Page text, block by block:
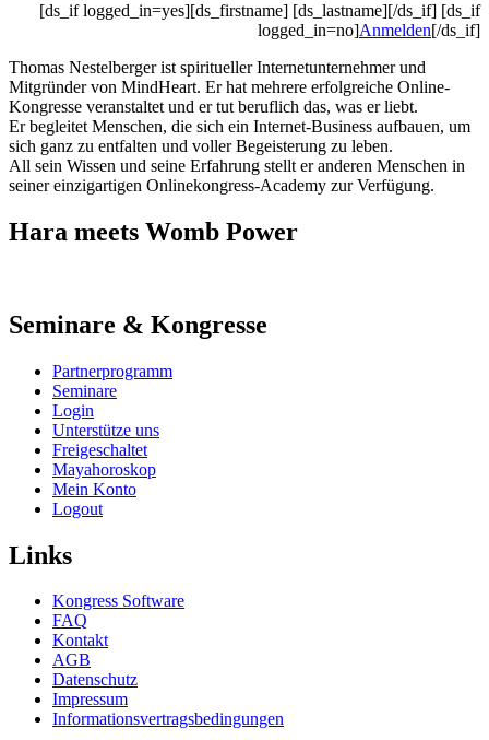
[ds_if logged_in=yes][ds_firstname] [ds_lastname][/ds_if] [ds_if
logged_in=no]Anmelden[/ds_if]
Thomas Nestelberger ist spiritueller Internetunternehmer und
Mitgründer von MindHeart. Er hat mehrere erfolgreiche Online-
Kongresse veranstaltet und er tut beruflich das, was er liebt.
Er begleitet Menschen, die sich ein Internet-Business aufbauen, um
sich ganz zu entfalten und voller Begeisterung zu leben.
All sein Wissen und seine Erfahrung stellt er anderen Menschen in
seiner einzigartigen Onlinekongress-Academy zur Verfügung.
Hara meets Womb Power
Seminare & Kongresse
Partnerprogramm
Seminare
Login
Unterstütze uns
Freigeschaltet
Mayahoroskop
Mein Konto
Logout
Links
Kongress Software
FAQ
Kontakt
AGB
Datenschutz
Impressum
Informationsvertragsbedingungen